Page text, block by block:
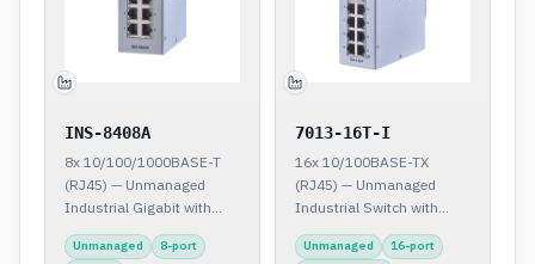
INS-8408A
8x 10/100/1000BASE-T
(RJ45) — Unmanaged
Industrial Gigabit with
Redundant Power
Unmanaged
8-port
7013-16T-I
16x 10/100BASE-TX
(RJ45) — Unmanaged
Industrial Switch with
16KB Jumbo Frame
Unmanaged
16-port